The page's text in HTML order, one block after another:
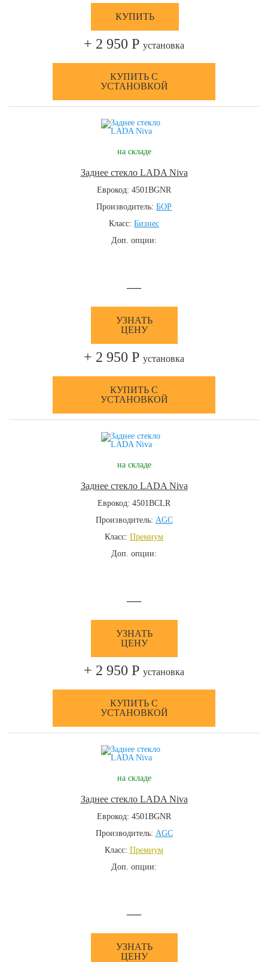
КУПИТЬ
+ 2 950 Р установка
КУПИТЬ С
УСТАНОВКОЙ
на складе
Заднее стекло LADA Niva
Еврокод: 4501BGNR
Производитель: БОР
Класс: Бизнес
Доп. опции:
—
УЗНАТЬ
ЦЕНУ
+ 2 950 Р установка
КУПИТЬ С
УСТАНОВКОЙ
на складе
Заднее стекло LADA Niva
Еврокод: 4501BCLR
Производитель: AGC
Класс: Премиум
Доп. опции:
—
УЗНАТЬ
ЦЕНУ
+ 2 950 Р установка
КУПИТЬ С
УСТАНОВКОЙ
на складе
Заднее стекло LADA Niva
Еврокод: 4501BGNR
Производитель: AGC
Класс: Премиум
Доп. опции:
—
УЗНАТЬ
ЦЕНУ